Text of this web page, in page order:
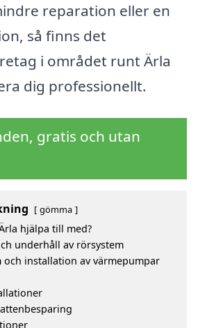
reparation eller en
så finns det
i området runt Ärla
dig professionellt.
gratis och utan
gömma
hjälpa till med?
underhåll av rörsystem
och installation av värmepumpar